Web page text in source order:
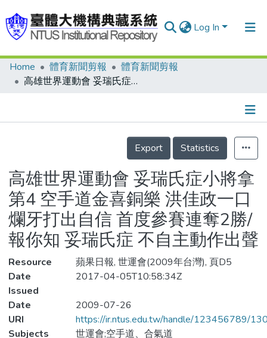
Log In
Communities & Collections
Statistics
Home 體育新聞剪報
體育新聞剪報
高雄世界運動會 妥瑞氏症小將拿第4 空手道金喜銅樂 洪佳政一口爛牙打出自信 首度參賽連奪2勝/報你知 妥瑞氏症 不自主動作出聲
Details
Export
Statistics
高雄世界運動會 妥瑞氏症小將拿
第4 空手道金喜銅樂 洪佳政一口
爛牙打出自信 首度參賽連奪2勝/
報你知 妥瑞氏症 不自主動作出聲
Resource
蘋果日報, 世運會(2009年台灣), 頁D5
Date
Issued
2017-04-05T10:58:34Z
Date
2009-07-26
URI
https://ir.ntus.edu.tw/handle/123456789/
Subjects
世運會;空手道、合氣道